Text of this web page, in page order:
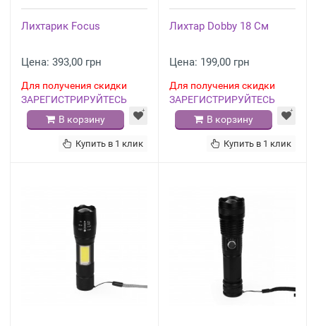
Лихтарик Focus
Цена: 393,00 грн
Для получения скидки
ЗАРЕГИСТРИРУЙТЕСЬ
В корзину
Купить в 1 клик
Лихтар Dobby 18 См
Цена: 199,00 грн
Для получения скидки
ЗАРЕГИСТРИРУЙТЕСЬ
В корзину
Купить в 1 клик